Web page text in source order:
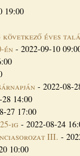
19:00
következő éves
én - 2022-09-10
- 2022-08-
14:00
27 17:00
ig - 2022-08-24
III. -
10:00